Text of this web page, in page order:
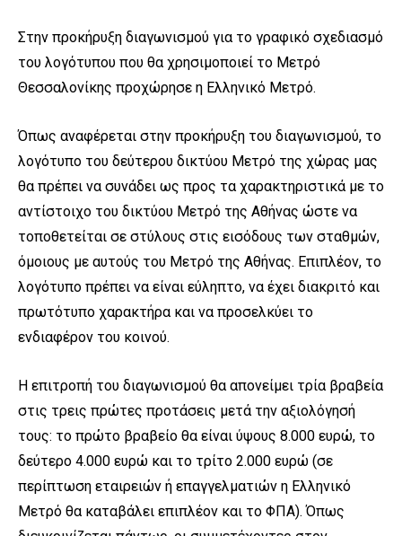
Στην προκήρυξη διαγωνισμού για το γραφικό σχεδιασμό
του λογότυπου που θα χρησιμοποιεί το Μετρό
Θεσσαλονίκης προχώρησε η Ελληνικό Μετρό.
Όπως αναφέρεται στην προκήρυξη του διαγωνισμού, το
λογότυπο του δεύτερου δικτύου Μετρό της χώρας μας
θα πρέπει να συνάδει ως προς τα χαρακτηριστικά με το
αντίστοιχο του δικτύου Μετρό της Αθήνας ώστε να
τοποθετείται σε στύλους στις εισόδους των σταθμών,
όμοιους με αυτούς του Μετρό της Αθήνας. Επιπλέον, το
λογότυπο πρέπει να είναι εύληπτο, να έχει διακριτό και
πρωτότυπο χαρακτήρα και να προσελκύει το
ενδιαφέρον του κοινού.
Η επιτροπή του διαγωνισμού θα απονείμει τρία βραβεία
στις τρεις πρώτες προτάσεις μετά την αξιολόγησή
τους: το πρώτο βραβείο θα είναι ύψους 8.000 ευρώ, το
δεύτερο 4.000 ευρώ και το τρίτο 2.000 ευρώ (σε
περίπτωση εταιρειών ή επαγγελματιών η Ελληνικό
Μετρό θα καταβάλει επιπλέον και το ΦΠΑ). Όπως